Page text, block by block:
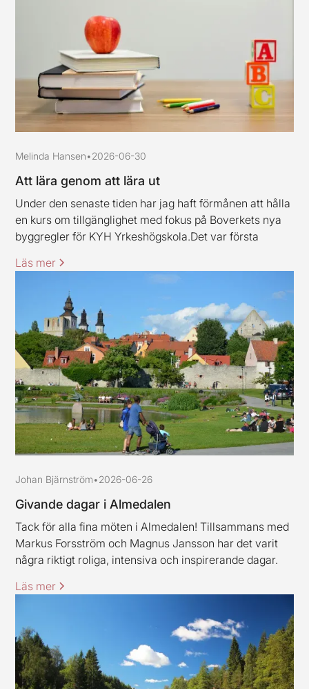
Melinda Hansen•2026-06-30
Att lära genom att lära ut
Under den senaste tiden har jag haft förmånen att hålla
en kurs om tillgänglighet med fokus på Boverkets nya
byggregler för KYH Yrkeshögskola.Det var första
erkänna att jag var lite nervös inför uppdraget.
Läs mer
Johan Bjärnström•2026-06-26
Givande dagar i Almedalen
Tack för alla fina möten i Almedalen! Tillsammans med
Markus Forsström och Magnus Jansson har det varit
några riktigt roliga, intensiva och inspirerande dagar.
Läs mer